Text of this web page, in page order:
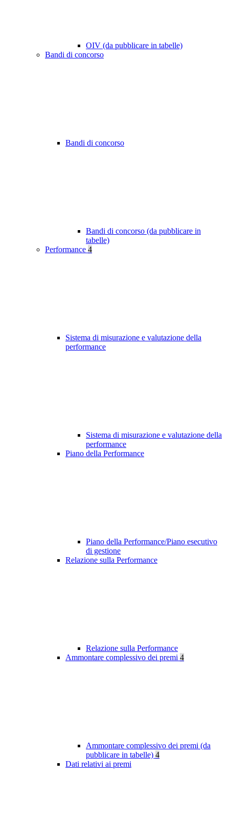
OIV (da pubblicare in tabelle)
Bandi di concorso
Bandi di concorso
Bandi di concorso (da pubblicare in
tabelle)
Performance 4
Sistema di misurazione e valutazione della
performance
Sistema di misurazione e valutazione della
performance
Piano della Performance
Piano della Performance/Piano esecutivo
di gestione
Relazione sulla Performance
Relazione sulla Performance
Ammontare complessivo dei premi 4
Ammontare complessivo dei premi (da
pubblicare in tabelle) 4
Dati relativi ai premi